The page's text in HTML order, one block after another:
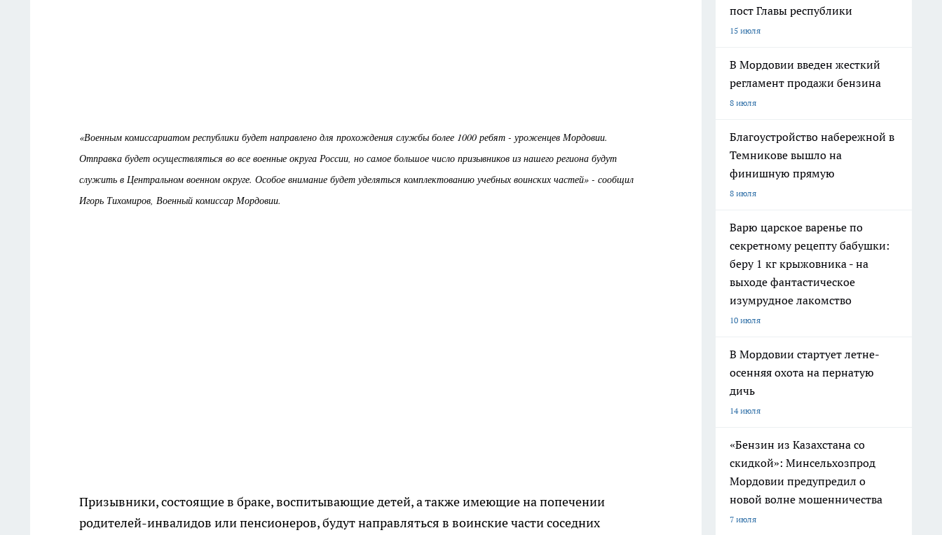
«Военным комиссариатом республики будет направлено для прохождения службы более 1000 ребят - уроженцев Мордовии.
Отправка будет осуществляться во все военные округа России, но самое большое число призывников из нашего региона будут
служить в Центральном военном округе. Особое внимание будет уделяться комплектованию учебных воинских частей» - сообщил
Игорь Тихомиров, Военный комиссар Мордовии.
Призывники, состоящие в браке, воспитывающие детей, а также имеющие на попечении
родителей-инвалидов или пенсионеров, будут направляться в воинские части соседних
пост Главы республики
15 июля
В Мордовии введен жесткий
регламент продажи бензина
8 июля
Благоустройство набережной в
Темникове вышло на
финишную прямую
8 июля
Варю царское варенье по
секретному рецепту бабушки:
беру 1 кг крыжовника - на
выходе фантастическое
изумрудное лакомство
10 июля
В Мордовии стартует летне-
осенняя охота на пернатую
дичь
14 июля
«Бензин из Казахстана со
скидкой»: Минсельхозпрод
Мордовии предупредил о
новой волне мошенничества
7 июля